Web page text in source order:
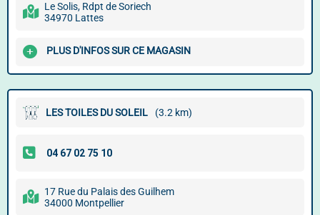
Le Solis, Rdpt de Soriech
34970 Lattes
PLUS D'INFOS SUR CE MAGASIN
LES TOILES DU SOLEIL (3.2 km)
17 Rue du Palais des Guilhem
34000 Montpellier